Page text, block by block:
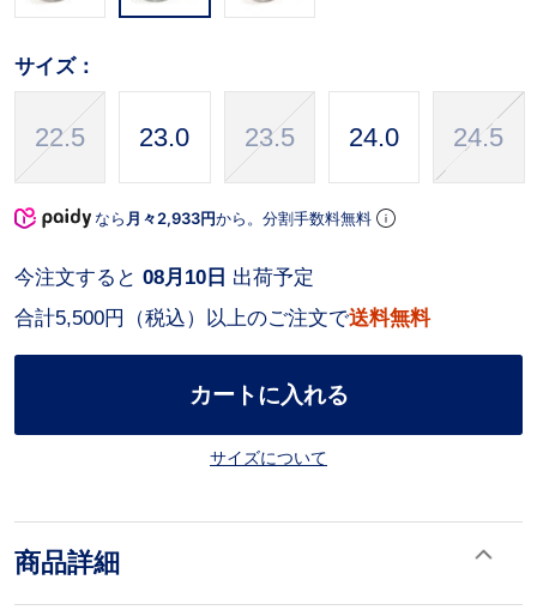
サイズ：
22.5 23.0 23.5 24.0 24.5
なら 月々2,933円から。分割手数料無料
合計5,500円（税込）以上のご注文で送料無料
今注文すると 08月10日 出荷予定
カートに入れる
サイズについて
商品詳細